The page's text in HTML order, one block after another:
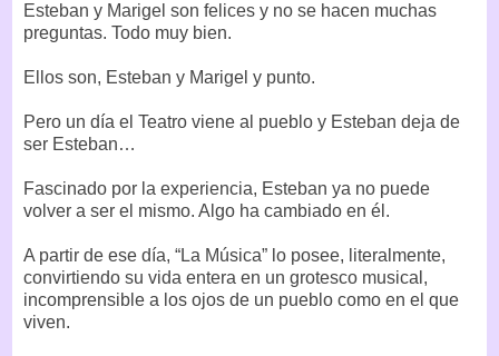
Esteban y Marigel son felices y no se hacen muchas
preguntas. Todo muy bien.
Ellos son, Esteban y Marigel y punto.
Pero un día el Teatro viene al pueblo y Esteban deja de
ser Esteban…
Fascinado por la experiencia, Esteban ya no puede
volver a ser el mismo. Algo ha cambiado en él.
A partir de ese día, “La Música” lo posee, literalmente,
convirtiendo su vida entera en un grotesco musical,
incomprensible a los ojos de un pueblo como en el que
viven.